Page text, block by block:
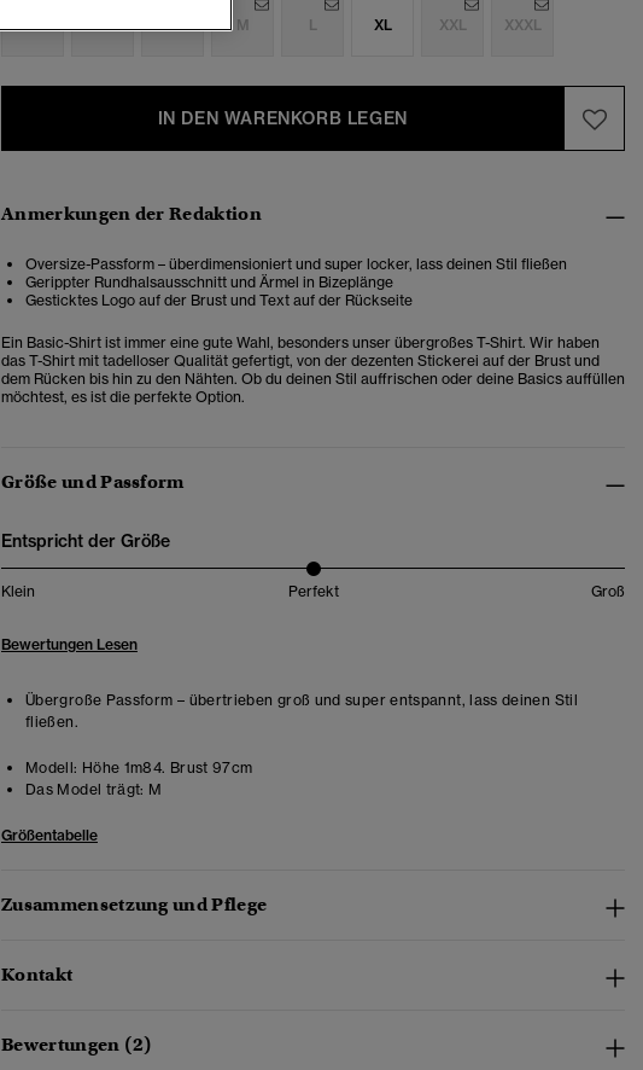
XXS XS S M L XL XXL XXXL
IN DEN WARENKORB LEGEN
Anmerkungen der Redaktion
Oversize-Passform – überdimensioniert und super locker, lass deinen Stil fließen
Gerippter Rundhalsausschnitt und Ärmel in Bizeplänge
Gesticktes Logo auf der Brust und Text auf der Rückseite
Ein Basic-Shirt ist immer eine gute Wahl, besonders unser übergroßes T-Shirt. Wir haben
das T-Shirt mit tadelloser Qualität gefertigt, von der dezenten Stickerei auf der Brust und
dem Rücken bis hin zu den Nähten. Ob du deinen Stil auffrischen oder deine Basics auffüllen
möchtest, es ist die perfekte Option.
Größe und Passform
Entspricht der Größe
Klein Perfekt Groß
Bewertungen Lesen
Übergroße Passform – übertrieben groß und super entspannt, lass deinen Stil
fließen.
Modell: Höhe 1m84. Brust 97cm
Das Model trägt: M
Größentabelle
Zusammensetzung und Pflege
Kontakt
Bewertungen (2)